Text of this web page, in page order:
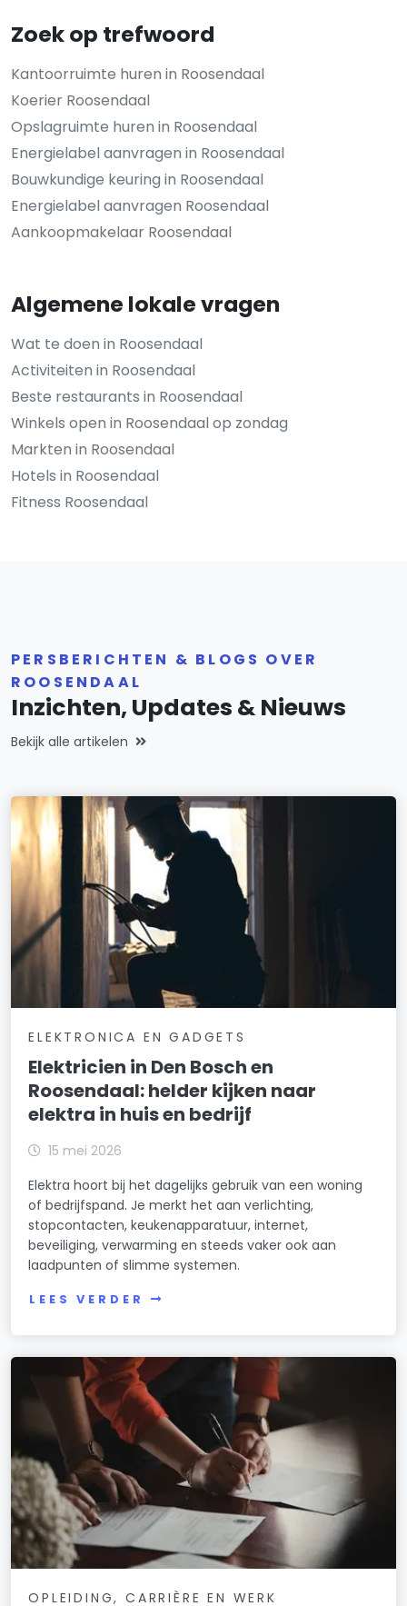
Zoek op trefwoord
Kantoorruimte huren in Roosendaal
Koerier Roosendaal
Opslagruimte huren in Roosendaal
Energielabel aanvragen in Roosendaal
Bouwkundige keuring in Roosendaal
Energielabel aanvragen Roosendaal
Aankoopmakelaar Roosendaal
Algemene lokale vragen
Wat te doen in Roosendaal
Activiteiten in Roosendaal
Beste restaurants in Roosendaal
Winkels open in Roosendaal op zondag
Markten in Roosendaal
Hotels in Roosendaal
Fitness Roosendaal
PERSBERICHTEN & BLOGS OVER
ROOSENDAAL
Inzichten, Updates & Nieuws
Bekijk alle artikelen
ELEKTRONICA EN GADGETS
Elektricien in Den Bosch en
Roosendaal: helder kijken naar
elektra in huis en bedrijf
15 mei 2026
Elektra hoort bij het dagelijks gebruik van een woning
of bedrijfspand. Je merkt het aan verlichting,
stopcontacten, keukenapparatuur, internet,
beveiliging, verwarming en steeds vaker ook aan
laadpunten of slimme systemen.
LEES VERDER
OPLEIDING, CARRIÈRE EN WERK